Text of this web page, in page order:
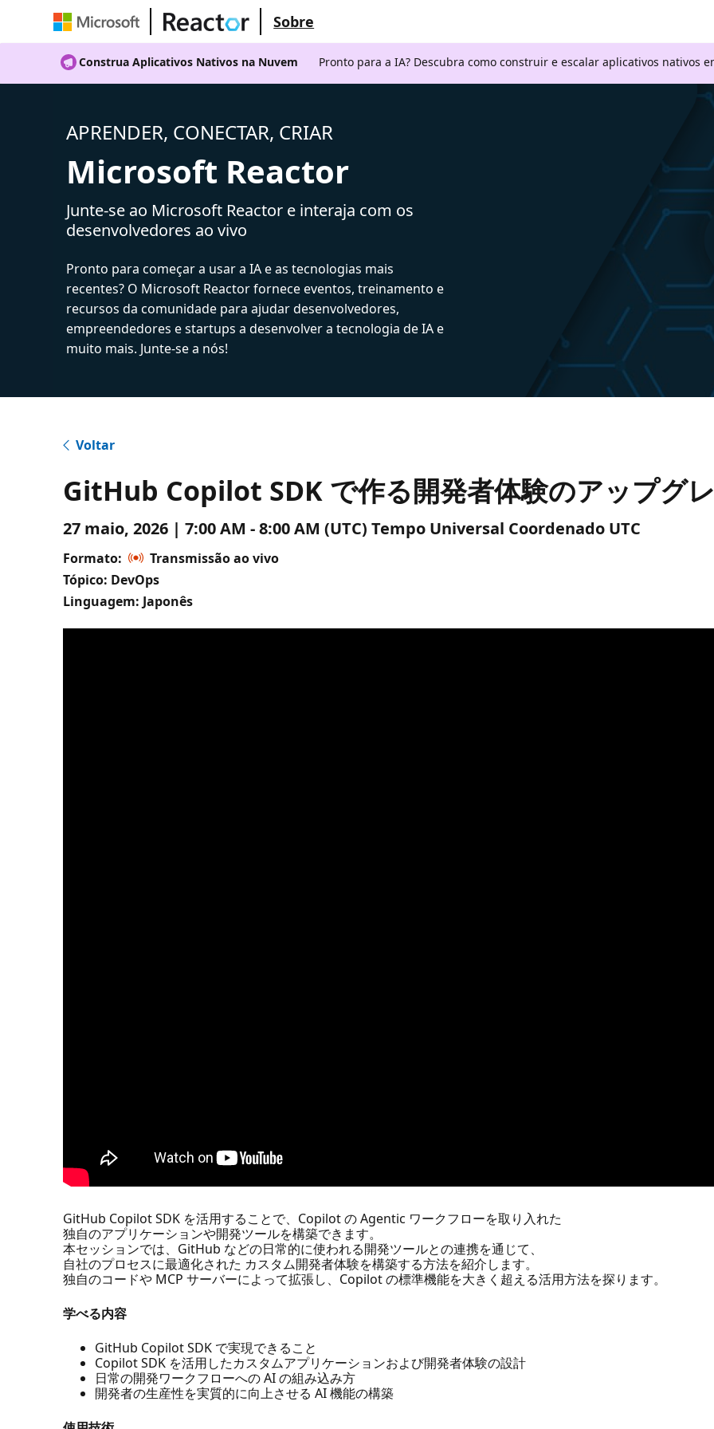
Sobre
Construa Aplicativos Nativos na Nuvem Pronto para a IA? Descubra como construir e escalar aplicativos nativos
APRENDER, CONECTAR, CRIAR
Microsoft Reactor
Junte-se ao Microsoft Reactor e interaja com os
desenvolvedores ao vivo
Pronto para começar a usar a IA e as tecnologias mais
recentes? O Microsoft Reactor fornece eventos, treinamento e
recursos da comunidade para ajudar desenvolvedores,
empreendedores e startups a desenvolver a tecnologia de IA e
muito mais. Junte-se a nós!
Voltar
GitHub Copilot SDK で作る開発者体験のアップグ
27 maio, 2026 | 7:00 AM - 8:00 AM (UTC) Tempo Universal Coordenado UTC
Formato:
Transmissão ao vivo
Tópico: DevOps
Linguagem: Japonês
GitHub Copilot SDK を活用することで、Copilot の Agentic ワークフローを取り入れた
独自のアプリケーションや開発ツールを構築できます。
本セッションでは、GitHub などの日常的に使われる開発ツールとの連携を通じて、
自社のプロセスに最適化された カスタム開発者体験を構築する方法を紹介します。
独自のコードや MCP サーバーによって拡張し、Copilot の標準機能を大きく超える活用方法を探ります。
学べる内容
GitHub Copilot SDK で実現できること
Copilot SDK を活用したカスタムアプリケーションおよび開発者体験の設計
日常の開発ワークフローへの AI の組み込み方
開発者の生産性を実質的に向上させる AI 機能の構築